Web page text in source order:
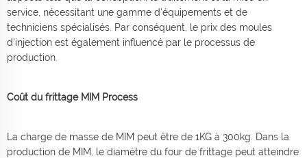
service, nécessitant une gamme d'équipements et de
techniciens spécialisés. Par conséquent, le prix des moules
d'injection est également influencé par le processus de
production.
Coût du frittage MIM Process
La charge de masse de MIM peut être de 1KG à 300kg. Dans la
production de MIM, le diamètre du four de frittage peut atteindre